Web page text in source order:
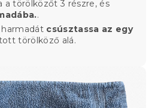
a törölközőt 3 részre, és
.
csúsztassa az egy
törölköző alá.